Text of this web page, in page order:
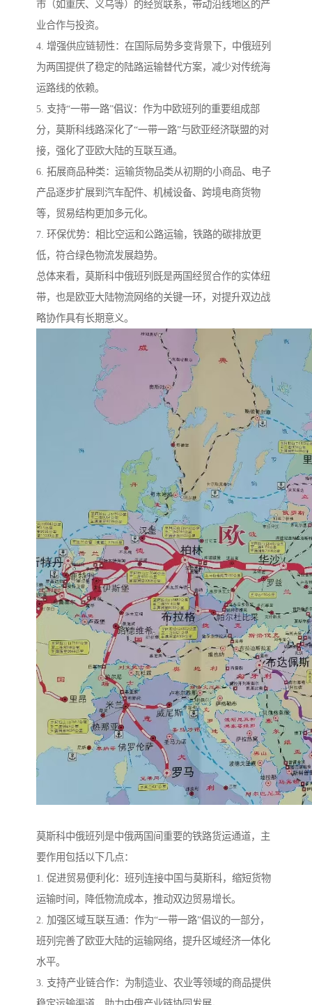
市（如重庆、义乌等）的经贸联系，带动沿线地区的产
业合作与投资。
4. 增强供应链韧性：在国际局势多变背景下，中俄班列
为两国提供了稳定的陆路运输替代方案，减少对传统海
运路线的依赖。
5. 支持“一带一路”倡议：作为中欧班列的重要组成部
分，莫斯科线路深化了“一带一路”与欧亚经济联盟的对
接，强化了亚欧大陆的互联互通。
6. 拓展商品种类：运输货物品类从初期的小商品、电子
产品逐步扩展到汽车配件、机械设备、跨境电商货物
等，贸易结构更加多元化。
7. 环保优势：相比空运和公路运输，铁路的碳排放更
低，符合绿色物流发展趋势。
总体来看，莫斯科中俄班列既是两国经贸合作的实体纽
带，也是欧亚大陆物流网络的关键一环，对提升双边战
略协作具有长期意义。
莫斯科中俄班列是中俄两国间重要的铁路货运通道，主
要作用包括以下几点：
1. 促进贸易便利化：班列连接中国与莫斯科，缩短货物
运输时间，降低物流成本，推动双边贸易增长。
2. 加强区域互联互通：作为“一带一路”倡议的一部分，
班列完善了欧亚大陆的运输网络，提升区域经济一体化
水平。
3. 支持产业链合作：为制造业、农业等领域的商品提供